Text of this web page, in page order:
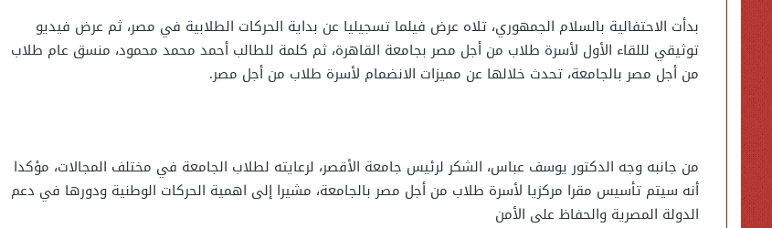
بدأت الاحتفالية بالسلام الجمهوري، تلاه عرض فيلما تسجيليا عن بداية الحركات الطلابية في مصر، ثم عرض فيديو
توثيقي لللقاء الأول لأسرة طلاب من أجل مصر بجامعة القاهرة، ثم كلمة للطالب أحمد محمد محمود، منسق عام طلاب
من أجل مصر بالجامعة، تحدث خلالها عن مميزات الانضمام لأسرة طلاب من أجل مصر.
من جانبه وجه الدكتور يوسف عباس، الشكر لرئيس جامعة الأقصر، لرعايته لطلاب الجامعة في مختلف المجالات، مؤكدا
أنه سيتم تأسيس مقرا مركزيا لأسرة طلاب من أجل مصر بالجامعة، مشيرا إلى اهمية الحركات الوطنية ودورها في دعم
الدولة المصرية والحفاظ على الأمن